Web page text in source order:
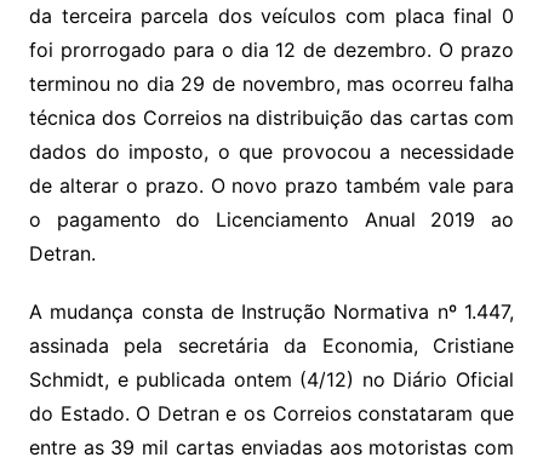
da terceira parcela dos veículos com placa final 0
foi prorrogado para o dia 12 de dezembro. O prazo
terminou no dia 29 de novembro, mas ocorreu falha
técnica dos Correios na distribuição das cartas com
dados do imposto, o que provocou a necessidade
de alterar o prazo. O novo prazo também vale para
o pagamento do Licenciamento Anual 2019 ao
Detran.
A mudança consta de Instrução Normativa nº 1.447,
assinada pela secretária da Economia, Cristiane
Schmidt, e publicada ontem (4/12) no Diário Oficial
do Estado. O Detran e os Correios constataram que
entre as 39 mil cartas enviadas aos motoristas com